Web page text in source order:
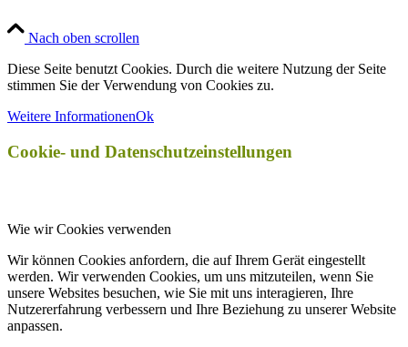
Nach oben scrollen
Diese Seite benutzt Cookies. Durch die weitere Nutzung der Seite
stimmen Sie der Verwendung von Cookies zu.
Weitere InformationenOk
Cookie- und Datenschutzeinstellungen
Wie wir Cookies verwenden
Wir können Cookies anfordern, die auf Ihrem Gerät eingestellt
werden. Wir verwenden Cookies, um uns mitzuteilen, wenn Sie
unsere Websites besuchen, wie Sie mit uns interagieren, Ihre
Nutzererfahrung verbessern und Ihre Beziehung zu unserer Website
anpassen.